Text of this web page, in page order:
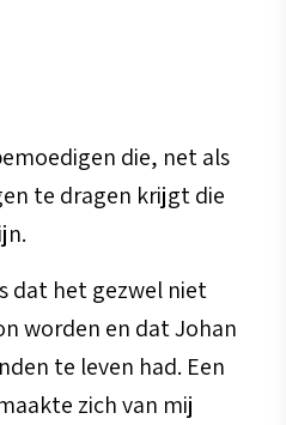
die, net als
te dragen krijgt die
dat het gezwel niet
worden en dat Johan
te leven had. Een
zich van mij